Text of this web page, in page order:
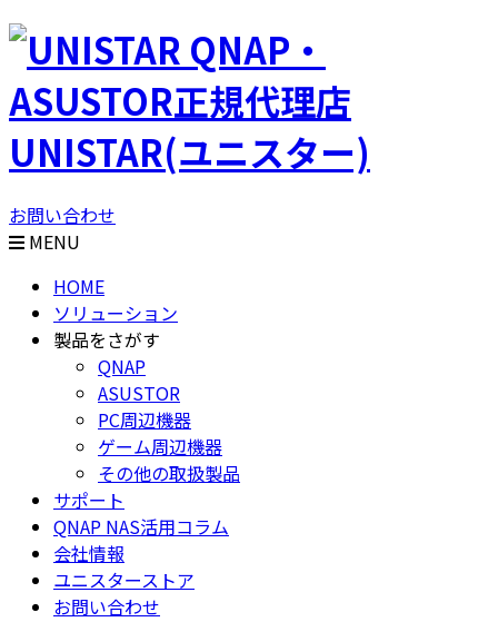
QNAP・
ASUSTOR正規代理店
UNISTAR(ユニスター)
お問い合わせ
MENU
HOME
ソリューション
製品をさがす
QNAP
ASUSTOR
PC周辺機器
ゲーム周辺機器
その他の取扱製品
サポート
QNAP NAS活用コラム
会社情報
ユニスターストア
お問い合わせ